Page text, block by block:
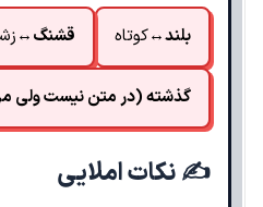
بلند↔کوتاه قشنگ↔
گذشته (در متن نیست ولی
✍️ نکات املایی